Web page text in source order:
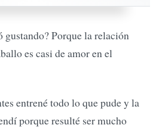
gustando? Porque la relación
es casi de amor en el
entrené todo lo que pude y la
porque resulté ser mucho